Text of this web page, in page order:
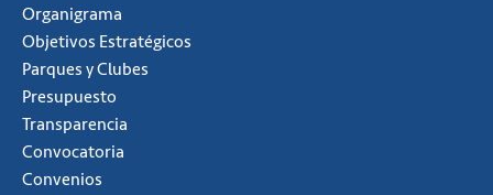
Organigrama
Objetivos Estratégicos
Parques y Clubes
Presupuesto
Transparencia
Convocatoria
Convenios